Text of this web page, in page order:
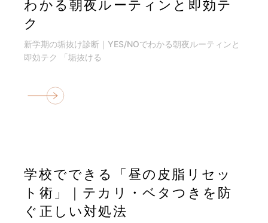
わかる朝夜ルーティンと即効テ
ク
新学期の垢抜け診断｜YES/NOでわかる朝夜ルーティンと
即効テク 「垢抜ける
学校でできる「昼の皮脂リセッ
ト術」｜テカリ・ベタつきを防
ぐ正しい対処法